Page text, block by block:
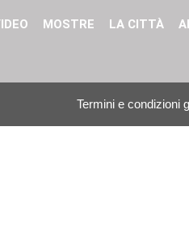
MOSTRE LA CITTÀ
Termini e condizioni